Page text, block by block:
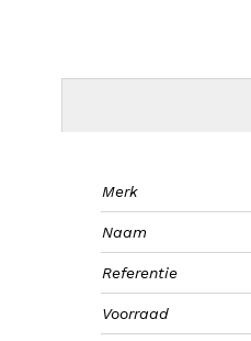
Merk
Naam
Referentie
Voorraad